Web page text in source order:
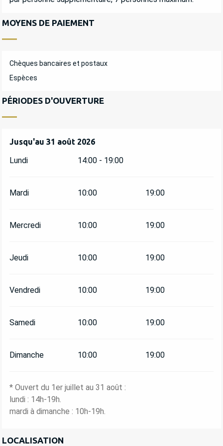
MOYENS DE PAIEMENT
Chèques bancaires et postaux
Espèces
PÉRIODES D'OUVERTURE
Du1 juillet 2026au31 août 2026
Jusqu'au 31 août 2026
Lundi 14:00 - 19:00
Mardi 10:00 19:00
Mercredi 10:00 19:00
Jeudi 10:00 19:00
Vendredi 10:00 19:00
Samedi 10:00 19:00
Dimanche 10:00 19:00
* Ouvert du 1er juillet au 31 août :
lundi : 14h-19h.
mardi à dimanche : 10h-19h.
LOCALISATION